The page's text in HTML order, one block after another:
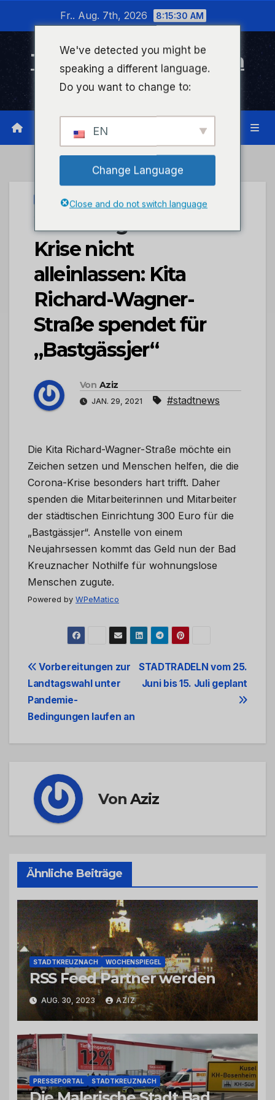
wechseln
Fr.. Aug. 7th, 2026 8:15:30 AM
Timeline Bad Kreuznach
Infonetzwerk für Bad Kreuznach
STADTKREUZNACH
Wohnungslose in der
Krise nicht
alleinlassen: Kita
Richard-Wagner-
Straße spendet für
„Bastgässjer“
Von Aziz
JAN. 29, 2021 #stadtnews
Die Kita Richard-Wagner-Straße möchte ein
Zeichen setzen und Menschen helfen, die die
Corona-Krise besonders hart trifft. Daher
spenden die Mitarbeiterinnen und Mitarbeiter
der städtischen Einrichtung 300 Euro für die
„Bastgässjer“. Anstelle von einem
Neujahrsessen kommt das Geld nun der Bad
Kreuznacher Nothilfe für wohnungslose
Menschen zugute.
Powered by WPeMatico
Beitrags-
Navigation
STADTRADELN vom 25.
Juni bis 15. Juli geplant
Vorbereitungen zur
Landtagswahl unter
Pandemie-
Bedingungen laufen an
VonAziz
Ähnliche Beiträge
STADTKREUZNACH WOCHENSPIEGEL
RSS Feed Partner werden
AUG. 30, 2023 AZIZ
PRESSEPORTAL STADTKREUZNACH
We've detected you might be
speaking a different language.
Do you want to change to:
EN
Change Language
Close and do not switch language